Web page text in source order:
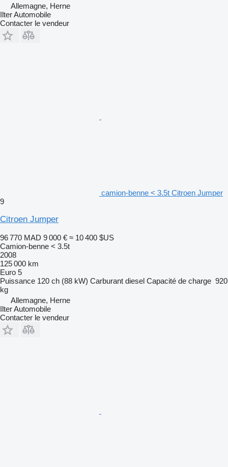
Allemagne, Herne
Ilter Automobile
Contacter le vendeur
camion-benne < 3.5t Citroen Jumper
9
Citroen Jumper
96 770 MAD 9 000 € ≈ 10 400 $US
Camion-benne < 3.5t
2008
125 000 km
Euro 5
Puissance 120 ch (88 kW) Carburant diesel Capacité de charge 920
kg
Allemagne, Herne
Ilter Automobile
Contacter le vendeur